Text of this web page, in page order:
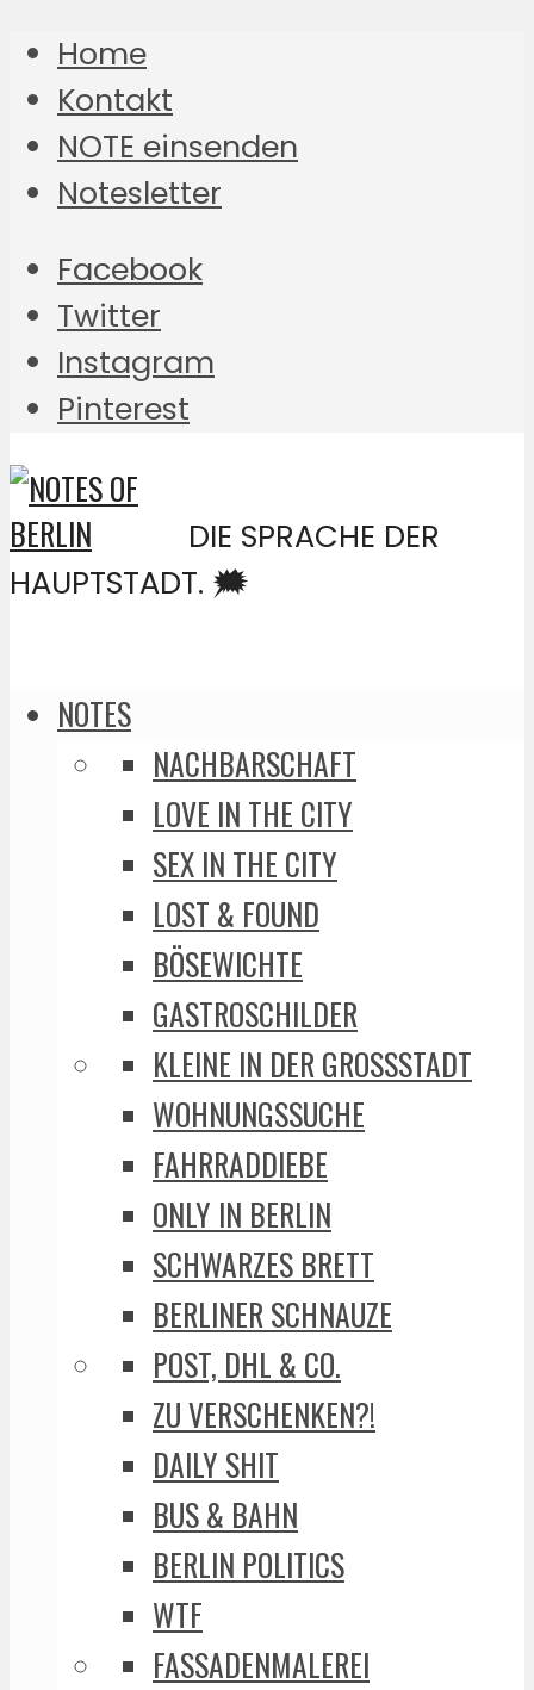
Home
Kontakt
NOTE einsenden
Notesletter
Facebook
Twitter
Instagram
Pinterest
DIE SPRACHE DER
HAUPTSTADT. 🗯️
NOTES
NACHBARSCHAFT
LOVE IN THE CITY
SEX IN THE CITY
LOST & FOUND
BÖSEWICHTE
GASTROSCHILDER
KLEINE IN DER GROSSSTADT
WOHNUNGSSUCHE
FAHRRADDIEBE
ONLY IN BERLIN
SCHWARZES BRETT
BERLINER SCHNAUZE
POST, DHL & CO.
ZU VERSCHENKEN?!
DAILY SHIT
BUS & BAHN
BERLIN POLITICS
WTF
FASSADENMALEREI